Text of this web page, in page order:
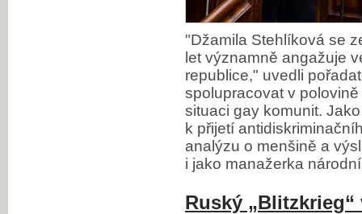
"Džamila Stehlíková se
let významně angažuje
republice," uvedli
spolupracovat v
situaci gay komunit.
k přijetí
analýzu o menšině a
i jako manažerka
Ruský „Blitzkrieg“